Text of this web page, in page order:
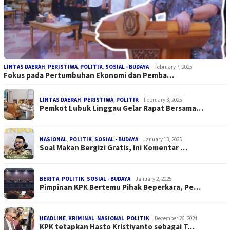
LINTAS DAERAH, PERISTIWA, POLITIK, SOSIAL - BUDAYA February 7, 2025
Fokus pada Pertumbuhan Ekonomi dan Pemba…
LINTAS DAERAH, PERISTIWA, POLITIK February 3, 2025
Pemkot Lubuk Linggau Gelar Rapat Bersama…
NASIONAL, POLITIK, SOSIAL - BUDAYA January 13, 2025
Soal Makan Bergizi Gratis, Ini Komentar …
BERITA, POLITIK, SOSIAL - BUDAYA January 2, 2025
Pimpinan KPK Bertemu Pihak Beperkara, Pe…
HEADLINE, KRIMINAL, NASIONAL, POLITIK December 26, 2024
KPK tetapkan Hasto Kristiyanto sebagai T…